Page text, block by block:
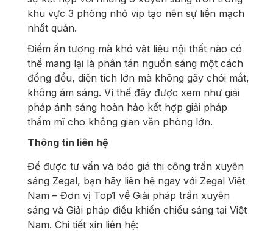
khu vực 3 phòng nhỏ vip tạo nên sự liền mạch
nhất quán.
Điểm ấn tượng mà khó vật liệu nội thất nào có
thể mang lại là phân tán nguồn sáng một cách
đồng đều, diện tích lớn mà không gây chói mắt,
không ám sáng. Vì thế đây được xem như giải
pháp ánh sáng hoàn hảo kết hợp giải pháp
thẩm mĩ cho không gian văn phòng lớn.
Thông tin liên hệ
Để được tư vấn và báo giá thi công trần xuyên
sáng Zegal, bạn hãy liên hệ ngay với Zegal Việt
Nam – Đơn vị Top1 về Giải pháp trần xuyên
sáng và Giải pháp điều khiển chiếu sáng tại Việt
Nam. Chi tiết xin liên hệ: